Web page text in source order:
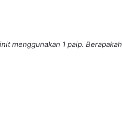
menggunakan 1 paip. Berapakah